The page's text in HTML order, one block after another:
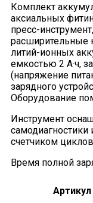
Комплект
аксиальных
пресс-
расширительные
литий-ионных
емкостью 2 А·ч,
(напряжение
зарядного
Оборудование
Инструмент
счетчиком
Время полной
Артикул